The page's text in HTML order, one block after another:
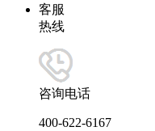
客服
热线
咨询电话
400-622-6167